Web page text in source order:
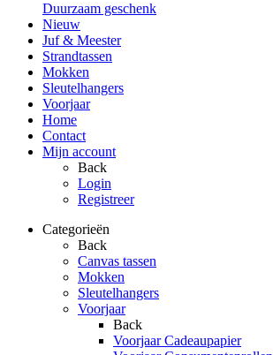
Duurzaam geschenk
Nieuw
Juf & Meester
Strandtassen
Mokken
Sleutelhangers
Voorjaar
Home
Contact
Mijn account
Back
Login
Registreer
Categorieën
Back
Canvas tassen
Mokken
Sleutelhangers
Voorjaar
Back
Voorjaar Cadeaupapier